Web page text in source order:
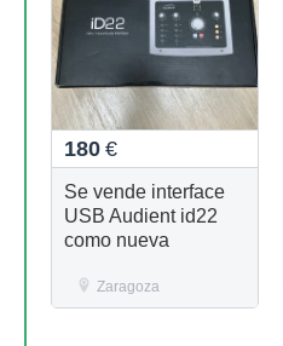
180 €
Se vende interface
USB Audient id22
como nueva
Zaragoza